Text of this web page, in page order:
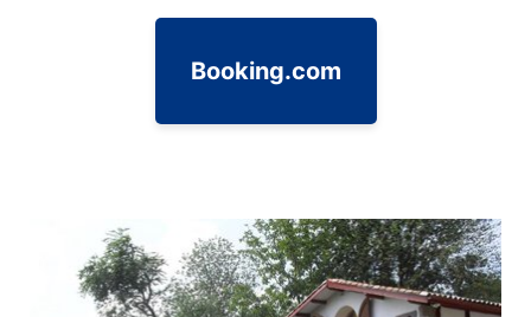
Booking.com